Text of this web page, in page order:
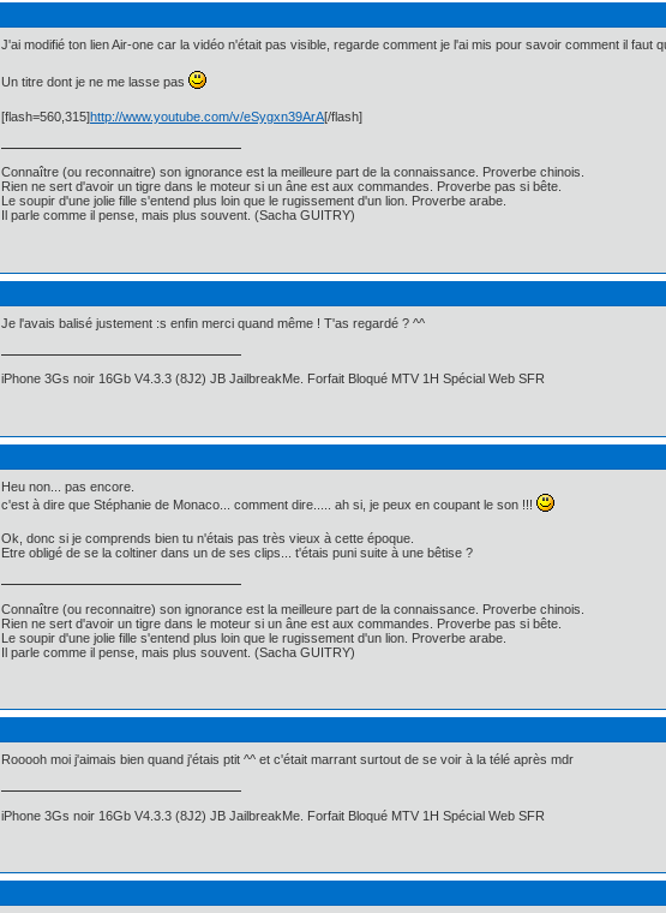
J'ai modifié ton lien Air-one car la vidéo n'était pas visible, regarde comment je l'ai mis pour savoir comment il faut
Un titre dont je ne me lasse pas
[flash=560,315]http://www.youtube.com/v/eSygxn39ArA[/flash]
Connaître (ou reconnaitre) son ignorance est la meilleure part de la connaissance. Proverbe chinois.
Rien ne sert d'avoir un tigre dans le moteur si un âne est aux commandes. Proverbe pas si bête.
Le soupir d'une jolie fille s'entend plus loin que le rugissement d'un lion. Proverbe arabe.
Il parle comme il pense, mais plus souvent. (Sacha GUITRY)
Je l'avais balisé justement :s enfin merci quand même ! T'as regardé ? ^^
iPhone 3Gs noir 16Gb V4.3.3 (8J2) JB JailbreakMe. Forfait Bloqué MTV 1H Spécial Web SFR
Heu non... pas encore.
c'est à dire que Stéphanie de Monaco... comment dire..... ah si, je peux en coupant le son !!!
Ok, donc si je comprends bien tu n'étais pas très vieux à cette époque.
Etre obligé de se la coltiner dans un de ses clips... t'étais puni suite à une bêtise ?
Connaître (ou reconnaitre) son ignorance est la meilleure part de la connaissance. Proverbe chinois.
Rien ne sert d'avoir un tigre dans le moteur si un âne est aux commandes. Proverbe pas si bête.
Le soupir d'une jolie fille s'entend plus loin que le rugissement d'un lion. Proverbe arabe.
Il parle comme il pense, mais plus souvent. (Sacha GUITRY)
Rooooh moi j'aimais bien quand j'étais ptit ^^ et c'était marrant surtout de se voir à la télé après mdr
iPhone 3Gs noir 16Gb V4.3.3 (8J2) JB JailbreakMe. Forfait Bloqué MTV 1H Spécial Web SFR